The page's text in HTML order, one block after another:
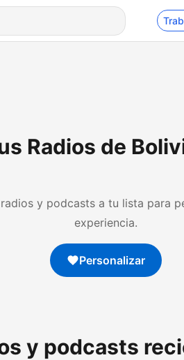
Radios de
y podcasts a tu lista para
experiencia.
Personalizar
y podcasts